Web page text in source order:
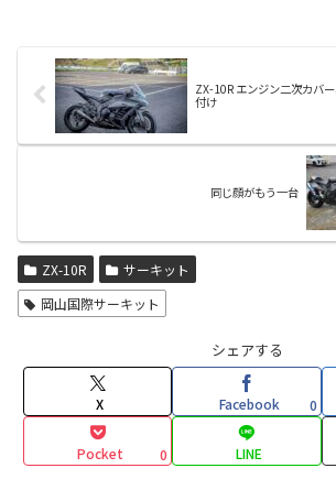
ZX-10R エンジン二次カバ
付け
同じ顔がもう一台
ZX-10R
サーキット
岡山国際サーキット
シェアする
X Facebook 0
Pocket 0 LINE